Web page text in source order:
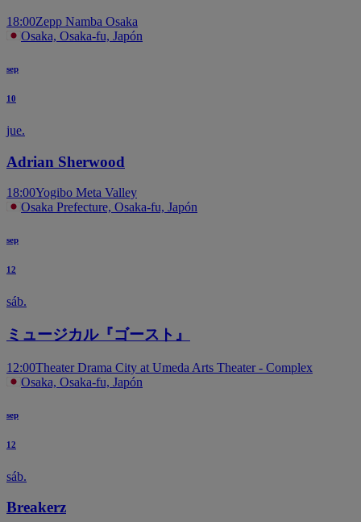
18:00Zepp Namba Osaka
Osaka, Osaka-fu, Japón
sep
10
jue.
Adrian Sherwood
18:00Yogibo Meta Valley
Osaka Prefecture, Osaka-fu, Japón
sep
12
sáb.
ミュージカル『ゴースト』
12:00Theater Drama City at Umeda Arts Theater - Complex
Osaka, Osaka-fu, Japón
sep
12
sáb.
Breakerz